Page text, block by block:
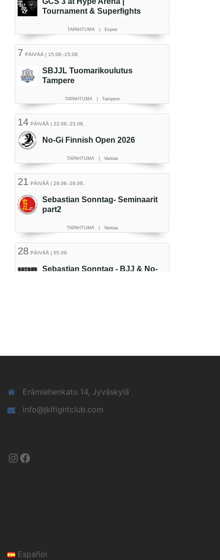
Erämiehenkatu 14, Jyväskylä
info@jklfightclub.com
Instagram Facebook
Español